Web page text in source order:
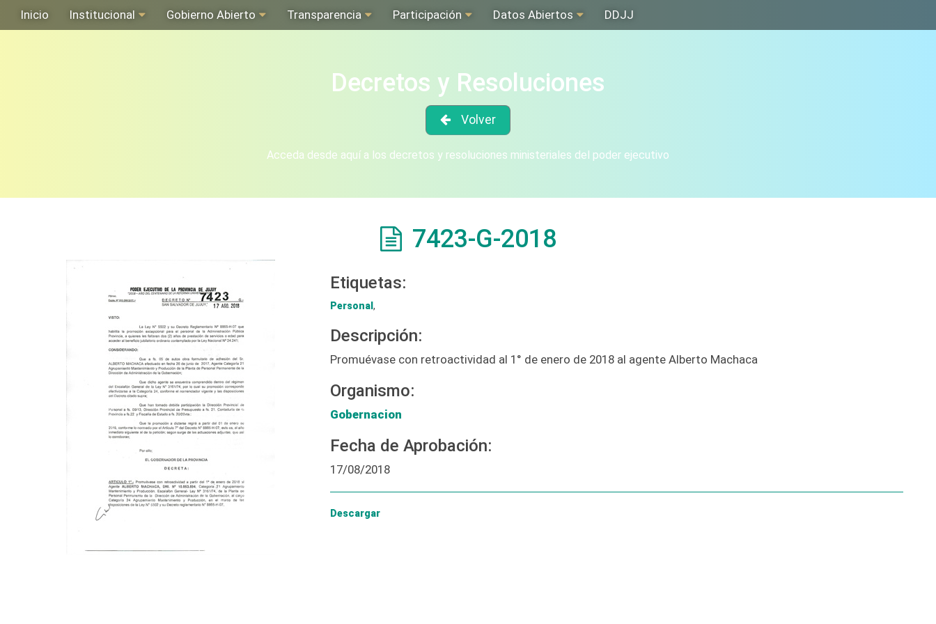
Inicio Institucional Gobierno Abierto Transparencia Participación Datos Abiertos DDJJ
Decretos y Resoluciones
Volver
Acceda desde aquí a los decretos y resoluciones ministeriales del poder ejecutivo
7423-G-2018
Etiquetas:
Personal ,
Descripción:
Promuévase con retroactividad al 1° de enero de 2018 al agente Alberto Machaca
Organismo:
Gobernacion
Fecha de Aprobación:
17/08/2018
Descargar